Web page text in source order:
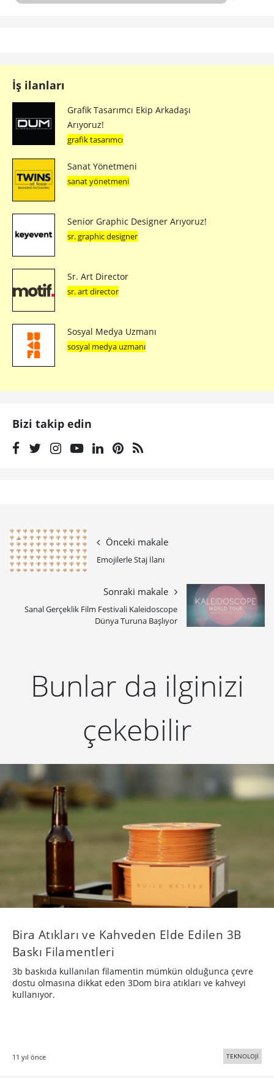
İş ilanları
Grafik Tasarımcı Ekip Arkadaşı
Arıyoruz!
grafik tasarımcı
Sanat Yönetmeni
sanat yönetmeni
Senior Graphic Designer Arıyoruz!
sr. graphic designer
Sr. Art Director
sr. art director
Sosyal Medya Uzmanı
sosyal medya uzmanı
Bizi takip edin
Önceki makale
Emojilerle Staj İlanı
Sonraki makale
Sanal Gerçeklik Film Festivali Kaleidoscope
Dünya Turuna Başlıyor
Bunlar da ilginizi
çekebilir
Bira Atıkları ve Kahveden Elde Edilen 3B
Baskı Filamentleri
3b baskıda kullanılan filamentin mümkün olduğunca çevre
dostu olmasına dikkat eden 3Dom bira atıkları ve kahveyi
kullanıyor.
11 yıl önce TEKNOLOJİ